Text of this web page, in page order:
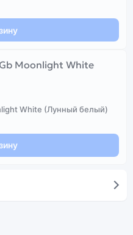
White (Лунный белый)